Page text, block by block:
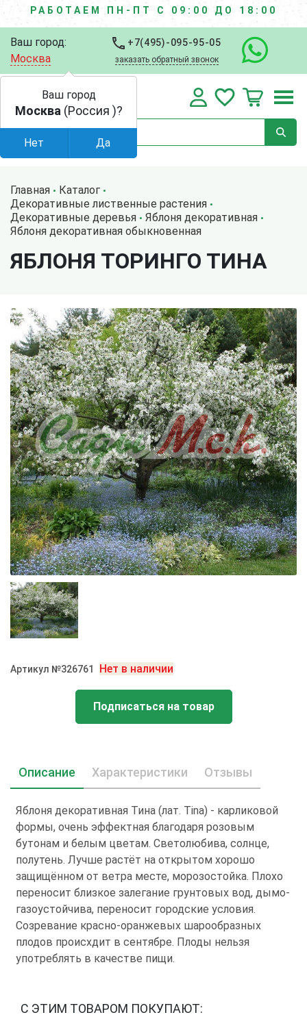
РАБОТАЕМ ПН-ПТ С 09:00 ДО 18:00
Ваш город:
Москва
+7(495)-095-95-05
заказать обратный звонок
Главная
Каталог
Декоративные лиственные растения
Декоративные деревья
Яблоня декоративная
Яблоня декоративная обыкновенная
ЯБЛОНЯ ТОРИНГО ТИНА
Артикул №326761 Нет в наличии
Подписаться на товар
Описание Характеристики Отзывы
Яблоня декоративная Тина (лат. Tina) - карликовой
формы, очень эффектная благодаря розовым
бутонам и белым цветам. Светолюбива, солнце,
полутень. Лучше растёт на открытом хорошо
защищённом от ветра месте, морозостойка. Плохо
переносит близкое залегание грунтовых вод, дымо-
газоустойчива, переносит городские условия.
Созревание красно-оранжевых шарообразных
плодов происхдит в сентябре. Плоды нельзя
употреблять в качестве пищи.
С ЭТИМ ТОВАРОМ ПОКУПАЮТ:
Ваш город
Москва (Россия )?
Нет Да